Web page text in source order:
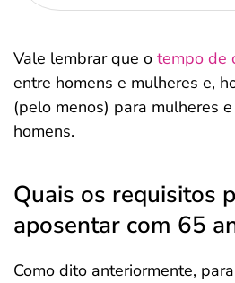
Vale lembrar que o tempo de
entre homens e mulheres e,
(pelo menos) para mulheres
homens.
Quais os requisitos
aposentar com 65
Como dito anteriormente,